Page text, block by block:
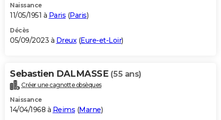
Naissance
11/05/1951 à Paris (Paris)
Décès
05/09/2023 à Dreux (Eure-et-Loir)
Sebastien DALMASSE (55 ans)
Créer une cagnotte obsèques
Naissance
14/04/1968 à Reims (Marne)